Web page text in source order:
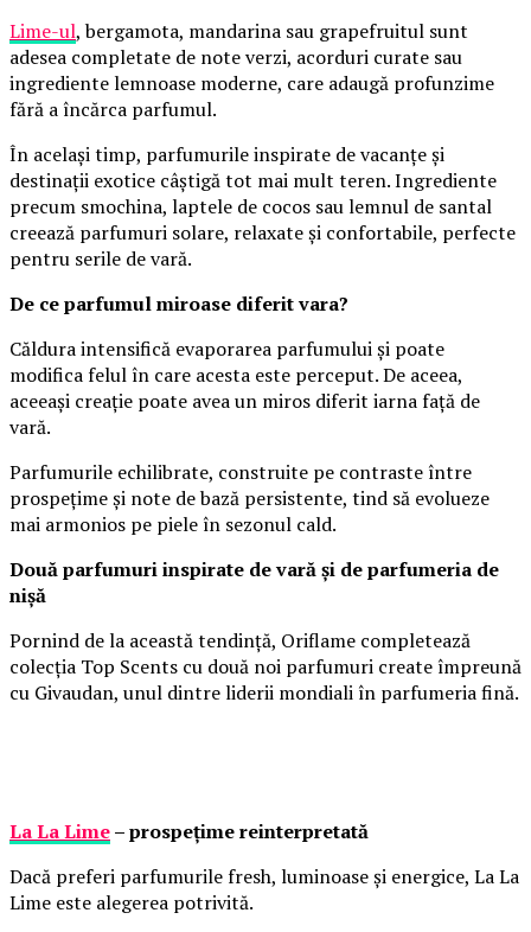
Lime-ul, bergamota, mandarina sau grapefruitul sunt
adesea completate de note verzi, acorduri curate sau
ingrediente lemnoase moderne, care adaugă profunzime
fără a încărca parfumul.
În același timp, parfumurile inspirate de vacanțe și
destinații exotice câștigă tot mai mult teren. Ingrediente
precum smochina, laptele de cocos sau lemnul de santal
creează parfumuri solare, relaxate și confortabile, perfecte
pentru serile de vară.
De ce parfumul miroase diferit vara?
Căldura intensifică evaporarea parfumului și poate
modifica felul în care acesta este perceput. De aceea,
aceeași creație poate avea un miros diferit iarna față de
vară.
Parfumurile echilibrate, construite pe contraste între
prospețime și note de bază persistente, tind să evolueze
mai armonios pe piele în sezonul cald.
Două parfumuri inspirate de vară și de parfumeria de
nișă
Pornind de la această tendință, Oriflame completează
colecția Top Scents cu două noi parfumuri create împreună
cu Givaudan, unul dintre liderii mondiali în parfumeria fină.
La La Lime– prospețime reinterpretată
Dacă preferi parfumurile fresh, luminoase și energice, La La
Lime este alegerea potrivită.